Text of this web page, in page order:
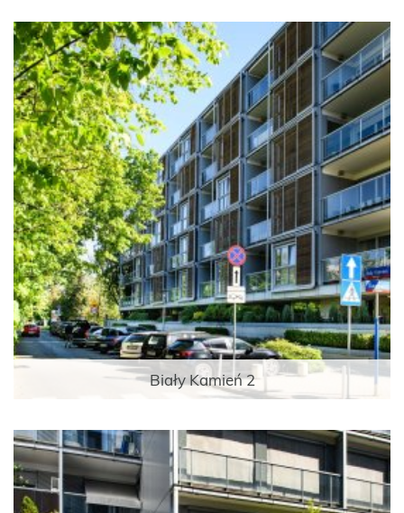
Biały Kamień 2